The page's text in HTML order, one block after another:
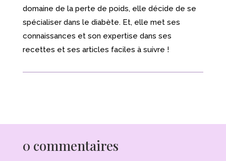
domaine de la perte de poids, elle décide de se
spécialiser dans le diabète. Et, elle met ses
connaissances et son expertise dans ses
recettes et ses articles faciles à suivre !
0 commentaires